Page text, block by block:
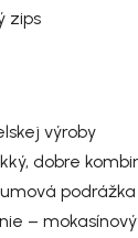
zips
výroby
dobre
podrážka
–